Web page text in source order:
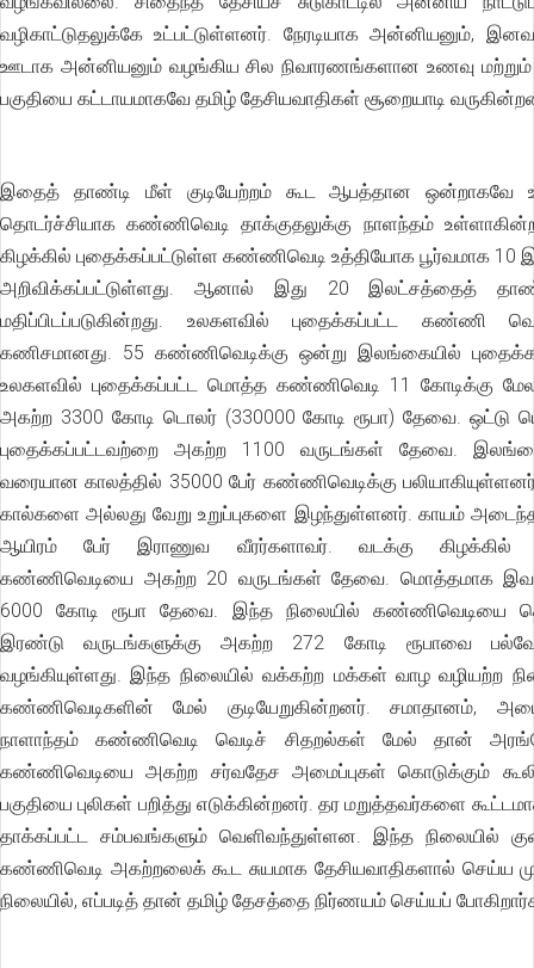
வழிகாட்டுதலுக்கே உட்பட்டுள்ளனர். நேரடியாக அன்னியனும்,
ஊடாக அன்னியனும் வழங்கிய சில நிவாரணங்களான உணவு மற்றும்
பகுதியை கட்டாயமாகவே தமிழ் தேசியவாதிகள் சூறையாடி
இதைத் தாண்டி மீள் குடியேற்றம் கூட ஆபத்தான ஒன்றாகவே
தொடர்ச்சியாக கண்ணிவெடி தாக்குதலுக்கு நாளந்தம்
கிழக்கில் புதைக்கப்பட்டுள்ள கண்ணிவெடி உத்தியோக பூர்வமாக 10
அறிவிக்கப்பட்டுள்ளது. ஆனால் இது 20 இலட்சத்தைத்
மதிப்பிடப்படுகின்றது. உலகளவில் புதைக்கப்பட்ட கண்ணி
கணிசமானது. 55 கண்ணிவெடிக்கு ஒன்று இலங்கையில்
உலகளவில் புதைக்கப்பட்ட மொத்த கண்ணிவெடி 11 கோடிக்கு
அகற்ற 3300 கோடி டொலர் (330000 கோடி ரூபா) தேவை. ஒட்டு
புதைக்கப்பட்டவற்றை அகற்ற 1100 வருடங்கள் தேவை.
வரையான காலத்தில் 35000 பேர் கண்ணிவெடிக்கு
கால்களை அல்லது வேறு உறுப்புகளை இழந்துள்ளனர். காயம்
ஆயிரம் பேர் இராணுவ வீரர்களாவர். வடக்கு கிழக்கில்
கண்ணிவெடியை அகற்ற 20 வருடங்கள் தேவை. மொத்தமாக
6000 கோடி ரூபா தேவை. இந்த நிலையில் கண்ணிவெடியை
இரண்டு வருடங்களுக்கு அகற்ற 272 கோடி ரூபாவை
வழங்கியுள்ளது. இந்த நிலையில் வக்கற்ற மக்கள் வாழ வழியற்ற
கண்ணிவெடிகளின் மேல் குடியேறுகின்றனர். சமாதானம்,
நாளாந்தம் கண்ணிவெடி வெடிச் சிதறல்கள் மேல் தான்
கண்ணிவெடியை அகற்ற சர்வதேச அமைப்புகள் கொடுக்கும்
பகுதியை புலிகள் பறித்து எடுக்கின்றனர். தர மறுத்தவர்களை
தாக்கப்பட்ட சம்பவங்களும் வெளிவந்துள்ளன. இந்த நிலையில்
கண்ணிவெடி அகற்றலைக் கூட சுயமாக தேசியவாதிகளால் செய்ய
நிலையில், எப்படித் தான் தமிழ் தேசத்தை நிர்ணயம் செய்யப்